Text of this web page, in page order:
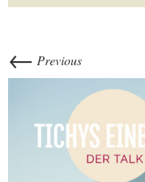
← Previous